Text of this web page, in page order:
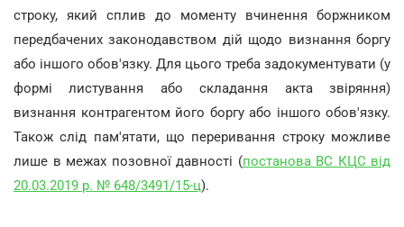
строку, який сплив до моменту вчинення боржником
передбачених законодавством дій щодо визнання боргу
або іншого обов'язку. Для цього треба задокументувати (у
формі листування або складання акта звіряння)
визнання контрагентом його боргу або іншого обов'язку.
Також слід пам'ятати, що переривання строку можливе
лише в межах позовної давності (постанова ВС КЦС від
20.03.2019 р. № 648/3491/15-ц).